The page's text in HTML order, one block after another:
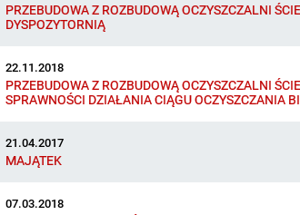
PRZEBUDOWA Z ROZBUDOWĄ OCZYSZCZALNI
DYSPOZYTORNIĄ
22.11.2018
PRZEBUDOWA Z ROZBUDOWĄ OCZYSZCZALNI
SPRAWNOŚCI DZIAŁANIA CIĄGU OCZYSZCZANIA
21.04.2017
MAJĄTEK
07.03.2018